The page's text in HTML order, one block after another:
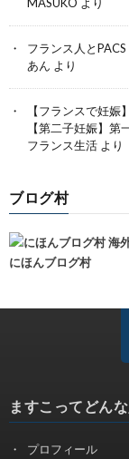
フランス人と
あん より
【フランスで妊
【第二子妊娠】
フランス生活 より
ブログ村
にほんブログ村
ますこってどん
プロフィール